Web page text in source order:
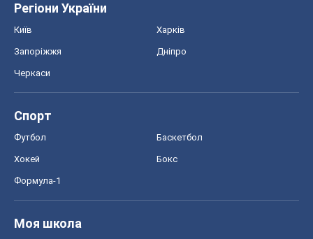
Регіони України
Київ Харків
Запоріжжя Дніпро
Черкаси
Спорт
Футбол Баскетбол
Хокей Бокс
Формула-1
Моя школа